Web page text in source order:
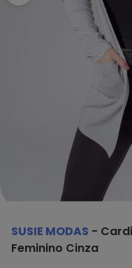
SUSIE MODAS -
Feminino Cinza